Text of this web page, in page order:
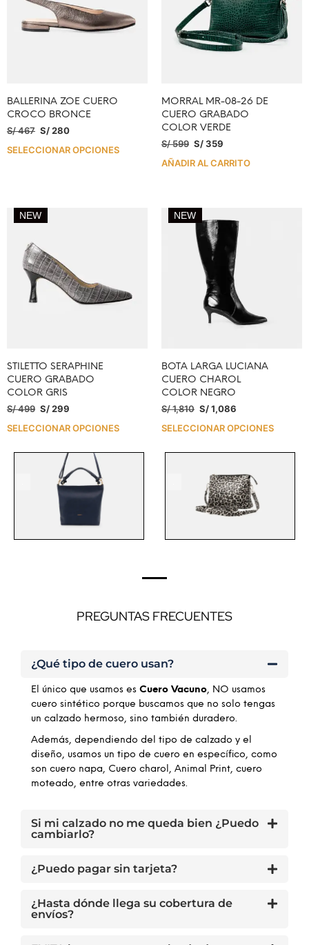
BALLERINA ZOE CUERO
CROCO BRONCE
S/467 S/280
SELECCIONAR OPCIONES
MORRAL MR-08-26 DE
CUERO GRABADO
COLOR VERDE
S/599 S/359
AÑADIR AL CARRITO
NEW
STILETTO SERAPHINE
CUERO GRABADO
COLOR GRIS
S/499 S/299
SELECCIONAR OPCIONES
NEW
BOTA LARGA LUCIANA
CUERO CHAROL
COLOR NEGRO
S/1,810 S/1,086
SELECCIONAR OPCIONES
PREGUNTAS FRECUENTES
¿Qué tipo de cuero usan?
El único que usamos es Cuero Vacuno, NO usamos
cuero sintético porque buscamos que no solo tengas
un calzado hermoso, sino también duradero.
Además, dependiendo del tipo de calzado y el
diseño, usamos un tipo de cuero en específico, como
son cuero napa, Cuero charol, Animal Print, cuero
moteado, entre otras variedades.
Si mi calzado no me queda bien ¿Puedo
cambiarlo?
¿Puedo pagar sin tarjeta?
¿Hasta dónde llega su cobertura de
envíos?